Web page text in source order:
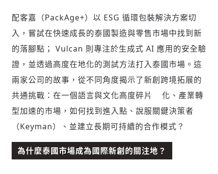
配客嘉（PackAge+）以 ESG 循環包裝解決方案切
入，嘗試在快速成長的泰國製造與零售市場中找到新
的落腳點； Vulcan 則專注於生成式 AI 應用的安全驗
證，並透過高度在地化的測試方法打入泰國市場。這
兩家公司的故事，從不同角度揭示了新創跨境拓展的
共通挑戰：在一個語言與文化高度碎片 化、產業轉
型加速的市場，如何找到進入點、說服關鍵決策者
（Keyman）、並建立長期可持續的合作模式？
為什麼泰國市場成為國際新創的關注地？